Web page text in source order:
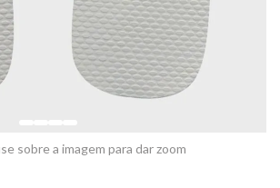
sobre a imagem para dar zoom